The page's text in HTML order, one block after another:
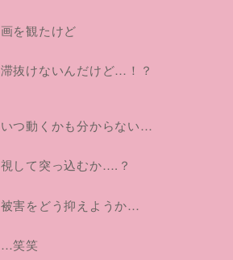
を観たけど
抜けないんだけど…！？
つ動くかも分からない…
して突っ込むか….？
害をどう抑えようか…
…笑笑